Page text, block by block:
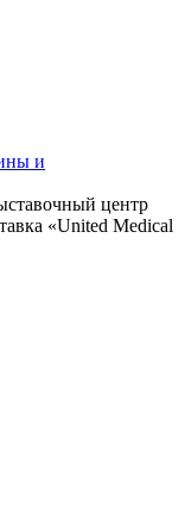
и
центр
«United Medical